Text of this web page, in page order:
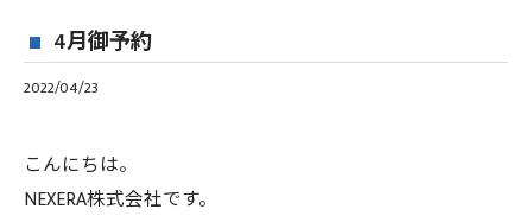
4月御予約
2022/04/23
こんにちは。
NEXERA株式会社です。